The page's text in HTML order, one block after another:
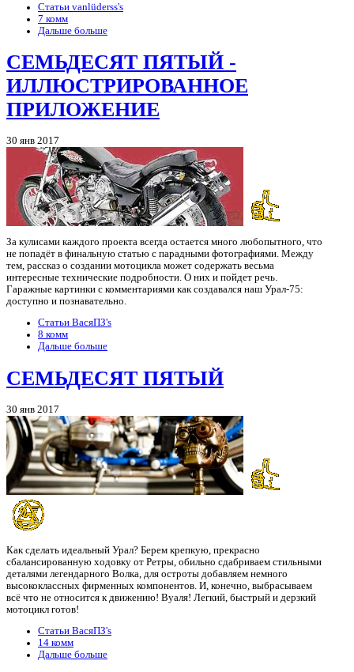
Статьи vanlüderss's
7 комм
Дальше больше
СЕМЬДЕСЯТ ПЯТЫЙ -
ИЛЛЮСТРИРОВАННОЕ
ПРИЛОЖЕНИЕ
30 янв 2017
За кулисами каждого проекта всегда остается много любопытного, что
не попадёт в финальную статью с парадными фотографиями. Между
тем, рассказ о создании мотоцикла может содержать весьма
интересные технические подробности. О них и пойдет речь.
Гаражные картинки с комментариями как создавался наш Урал-75:
доступно и познавательно.
Статьи ВасяПЗ's
8 комм
Дальше больше
СЕМЬДЕСЯТ ПЯТЫЙ
30 янв 2017
Как сделать идеальный Урал? Берем крепкую, прекрасно
сбалансированную ходовку от Ретры, обильно сдабриваем стильными
деталями легендарного Волка, для остроты добавляем немного
высококлассных фирменных компонентов. И, конечно, выбрасываем
всё что не относится к движению! Вуаля! Легкий, быстрый и дерзкий
мотоцикл готов!
Статьи ВасяПЗ's
14 комм
Дальше больше